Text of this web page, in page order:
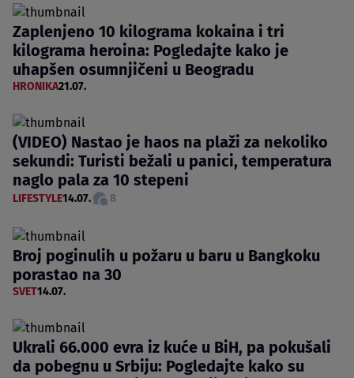
Zaplenjeno 10 kilograma kokaina i tri
kilograma heroina: Pogledajte kako je
uhapšen osumnjičeni u Beogradu
HRONIKA21.07.
(VIDEO) Nastao je haos na plaži za nekoliko
sekundi: Turisti bežali u panici, temperatura
naglo pala za 10 stepeni
LIFESTYLE14.07. 8
Broj poginulih u požaru u baru u Bangkoku
porastao na 30
SVET14.07.
Ukrali 66.000 evra iz kuće u BiH, pa pokušali
da pobegnu u Srbiju: Pogledajte kako su